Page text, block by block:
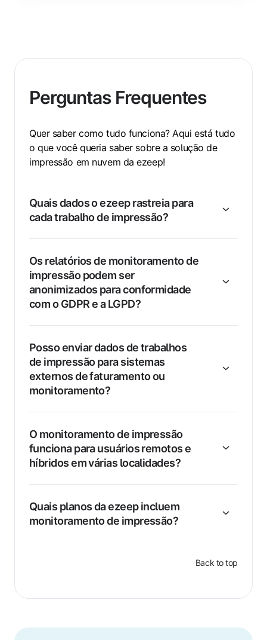
Perguntas Frequentes
Quer saber como tudo funciona? Aqui está tudo
o que você queria saber sobre a solução de
impressão em nuvem da ezeep!
Quais dados o ezeep rastreia para
cada trabalho de impressão?
Os relatórios de monitoramento de
impressão podem ser
anonimizados para conformidade
com o GDPR e a LGPD?
Posso enviar dados de trabalhos
de impressão para sistemas
externos de faturamento ou
monitoramento?
O monitoramento de impressão
funciona para usuários remotos e
híbridos em várias localidades?
Quais planos da ezeep incluem
monitoramento de impressão?
Back to top